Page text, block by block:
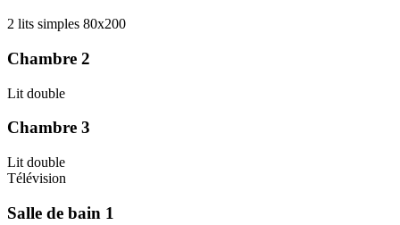
2 lits simples 80x200
Chambre 2
Lit double
Chambre 3
Lit double
Télévision
Salle de bain 1